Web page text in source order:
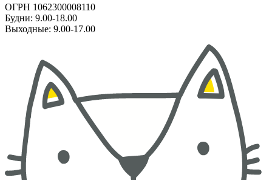
ОГРН 1062300008110
Будни: 9.00-18.00
Выходные: 9.00-17.00